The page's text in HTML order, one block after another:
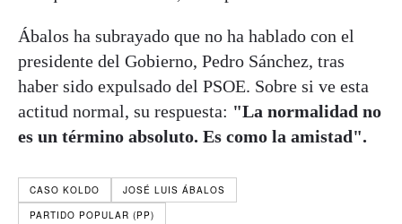
Ábalos ha subrayado que no ha hablado con el
presidente del Gobierno, Pedro Sánchez, tras
haber sido expulsado del PSOE. Sobre si ve esta
actitud normal, su respuesta: "La normalidad no
es un término absoluto. Es como la amistad".
CASO KOLDO
JOSÉ LUIS ÁBALOS
PARTIDO POPULAR (PP)